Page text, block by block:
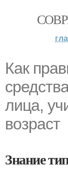
Как
лица,
возраст
Знание